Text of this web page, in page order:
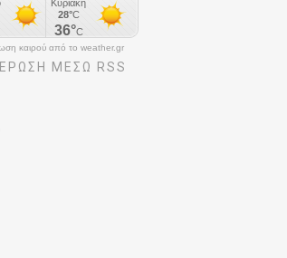
καιρού από το weather.gr
ΜΕΣΩ RSS